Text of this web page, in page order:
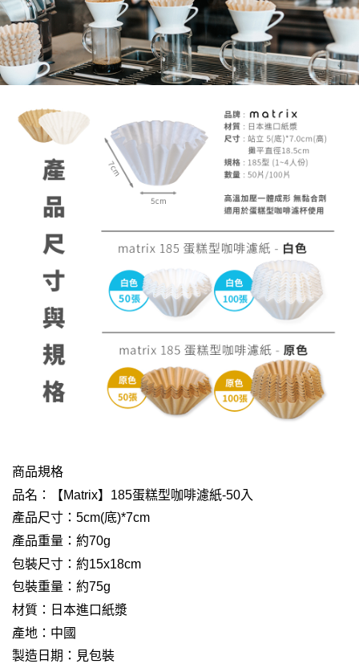
商品規格
品名：【Matrix】 185蛋糕型咖啡濾紙-50入
產品尺寸： 5cm(底)*7cm
產品重量：約70g
包裝尺寸：約15x18cm
包裝重量：約75g
材質：日本進口紙漿
產地：中國
製造日期：見包裝